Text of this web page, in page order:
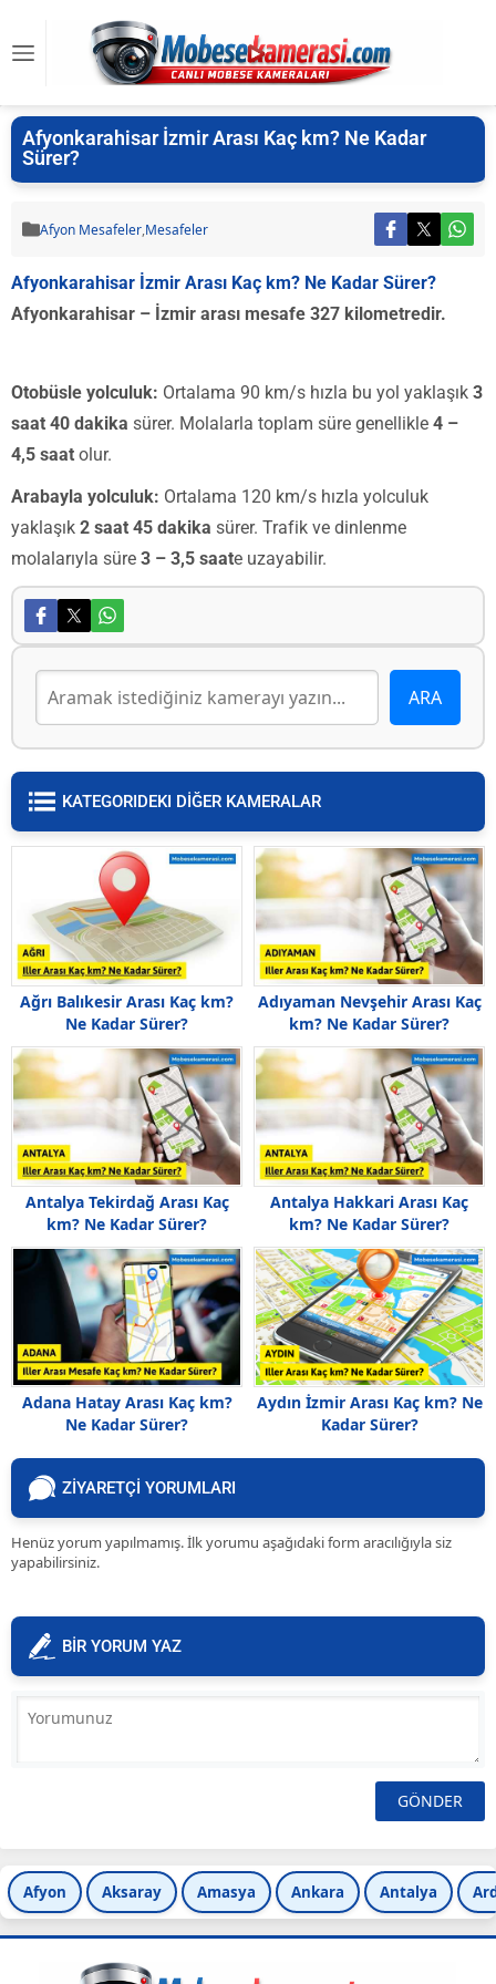
Afyonkarahisar İzmir Arası Kaç km? Ne Kadar
Sürer?
Afyon Mesafeler,Mesafeler
Afyonkarahisar İzmir Arası Kaç km? Ne Kadar Sürer?
Afyonkarahisar – İzmir arası mesafe 327 kilometredir.
Otobüsle yolculuk: Ortalama 90 km/s hızla bu yol yaklaşık 3
saat 40 dakika sürer. Molalarla toplam süre genellikle 4 –
4,5 saat olur.
Arabayla yolculuk: Ortalama 120 km/s hızla yolculuk
yaklaşık 2 saat 45 dakika sürer. Trafik ve dinlenme
molalarıyla süre 3 – 3,5 saate uzayabilir.
KATEGORIDEKI DİĞER KAMERALAR
Ağrı Balıkesir Arası Kaç km?
Ne Kadar Sürer?
Adıyaman Nevşehir Arası Kaç
km? Ne Kadar Sürer?
Antalya Tekirdağ Arası Kaç
km? Ne Kadar Sürer?
Antalya Hakkari Arası Kaç
km? Ne Kadar Sürer?
Adana Hatay Arası Kaç km?
Ne Kadar Sürer?
Aydın İzmir Arası Kaç km? Ne
Kadar Sürer?
ZİYARETÇİ YORUMLARI
Henüz yorum yapılmamış. İlk yorumu aşağıdaki form aracılığıyla siz
yapabilirsiniz.
BİR YORUM YAZ
Afyon Aksaray Amasya Ankara Antalya